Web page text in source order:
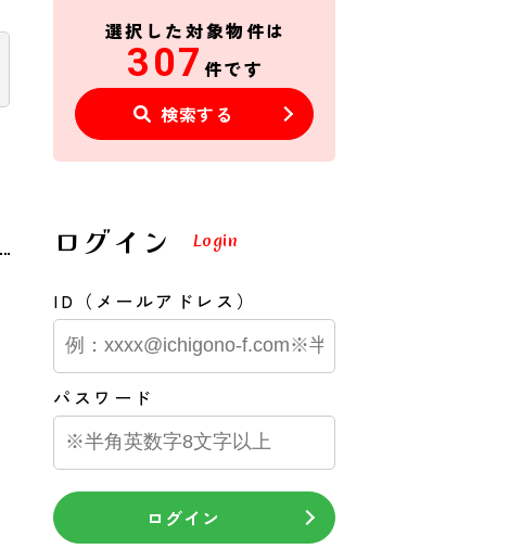
選択した対象物件は
307 件です
検索する
ログイン Login
ID（メールアドレス）
パスワード
ログイン